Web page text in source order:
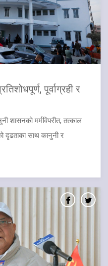
पूर्वाग्रही र
शासनको मर्मविपरीत, तत्काल
दृढताका साथ कानुनी र